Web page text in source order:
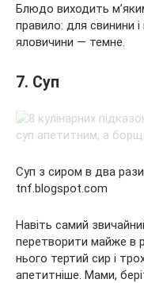
Блюдо виходить
правило: для свинини і
яловичини — темне.
7. Суп
Суп з сиром в два
tnf.blogspot.com
Навіть самий
перетворити майже в
нього тертий сир і
апетитніше. Мами,